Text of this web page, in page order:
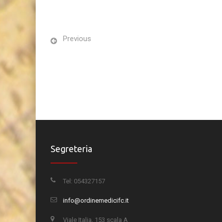
Previous
Segreteria
Tel: 054327157
info@ordinemedicifc.it
Viale Italia, 153 scala A